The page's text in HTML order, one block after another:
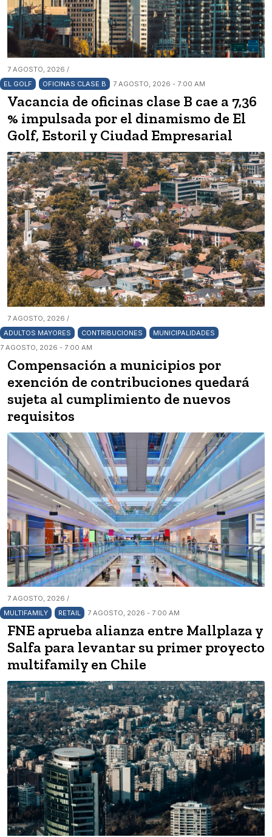
7 AGOSTO, 2026 /
EL GOLF
OFICINAS CLASE B 7 AGOSTO, 2026 - 7:00 AM
Vacancia de oficinas clase B cae a 7,36
% impulsada por el dinamismo de El
Golf, Estoril y Ciudad Empresarial
7 AGOSTO, 2026 /
ADULTOS MAYORES
CONTRIBUCIONES
MUNICIPALIDADES
7 AGOSTO, 2026 - 7:00 AM
Compensación a municipios por
exención de contribuciones quedará
sujeta al cumplimiento de nuevos
requisitos
7 AGOSTO, 2026 /
MULTIFAMILY
RETAIL 7 AGOSTO, 2026 - 7:00 AM
FNE aprueba alianza entre Mallplaza y
Salfa para levantar su primer proyecto
multifamily en Chile